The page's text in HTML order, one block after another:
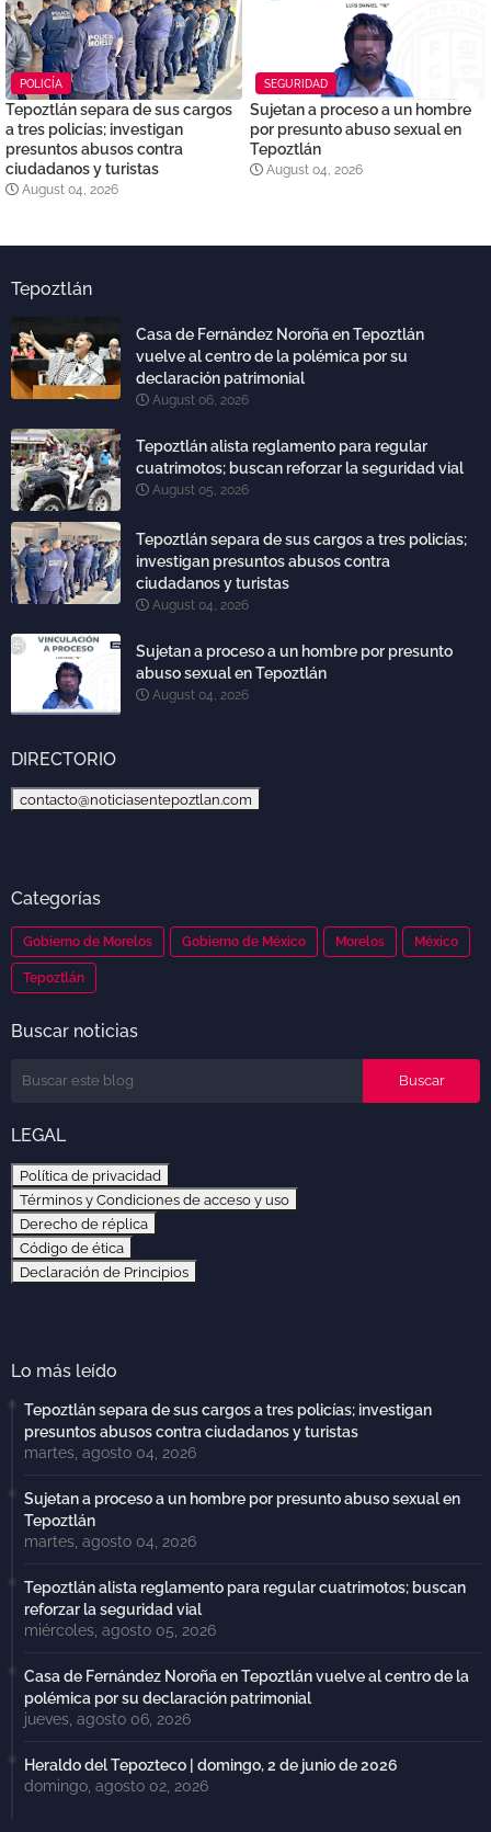
POLICÍA
Tepoztlán separa de sus cargos
a tres policías; investigan
presuntos abusos contra
ciudadanos y turistas
August 04, 2026
SEGURIDAD
Sujetan a proceso a un hombre
por presunto abuso sexual en
Tepoztlán
August 04, 2026
Tepoztlán
Casa de Fernández Noroña en Tepoztlán
vuelve al centro de la polémica por su
declaración patrimonial
August 06, 2026
Tepoztlán alista reglamento para regular
cuatrimotos; buscan reforzar la seguridad vial
August 05, 2026
Tepoztlán separa de sus cargos a tres policías;
investigan presuntos abusos contra
ciudadanos y turistas
August 04, 2026
Sujetan a proceso a un hombre por presunto
abuso sexual en Tepoztlán
August 04, 2026
DIRECTORIO
contacto@noticiasentepoztlan.com
Categorías
Gobierno de Morelos Gobierno de México Morelos México
Tepoztlán
Buscar noticias
LEGAL
Política de privacidad
Términos y Condiciones de acceso y uso
Derecho de réplica
Código de ética
Declaración de Principios
Lo más leído
Tepoztlán separa de sus cargos a tres policías; investigan
presuntos abusos contra ciudadanos y turistas
martes, agosto 04, 2026
Sujetan a proceso a un hombre por presunto abuso sexual en
Tepoztlán
martes, agosto 04, 2026
Tepoztlán alista reglamento para regular cuatrimotos; buscan
reforzar la seguridad vial
miércoles, agosto 05, 2026
Casa de Fernández Noroña en Tepoztlán vuelve al centro de la
polémica por su declaración patrimonial
jueves, agosto 06, 2026
Heraldo del Tepozteco | domingo, 2 de junio de 2026
domingo, agosto 02, 2026